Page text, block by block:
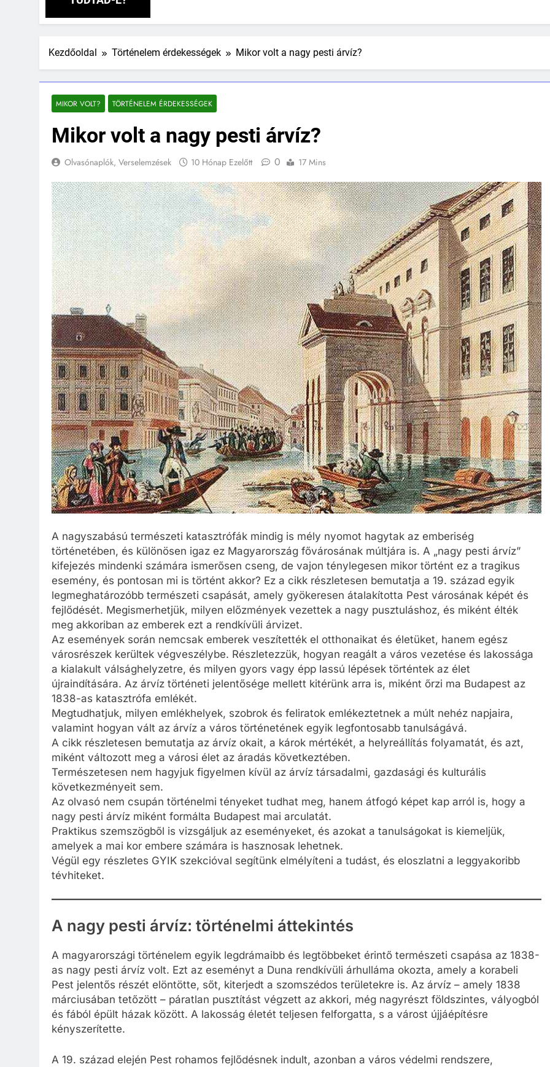
Kezdőoldal Történelem érdekességek Mikor volt a nagy pesti árvíz?
MIKOR VOLT? TÖRTÉNELEM ÉRDEKESSÉGEK
Mikor volt a nagy pesti árvíz?
Olvasónaplók, Verselemzések 10 Hónap Ezelőtt 0 17 Mins
A nagyszabású természeti katasztrófák mindig is mély nyomot hagytak az emberiség
történetében, és különösen igaz ez Magyarország fővárosának múltjára is. A „nagy pesti árvíz”
kifejezés mindenki számára ismerősen cseng, de vajon ténylegesen mikor történt ez a tragikus
esemény, és pontosan mi is történt akkor? Ez a cikk részletesen bemutatja a 19. század egyik
legmeghatározóbb természeti csapását, amely gyökeresen átalakította Pest városának képét és
fejlődését. Megismerhetjük, milyen előzmények vezettek a nagy pusztuláshoz, és miként élték
meg akkoriban az emberek ezt a rendkívüli árvizet.
Az események során nemcsak emberek veszítették el otthonaikat és életüket, hanem egész
városrészek kerültek végveszélybe. Részletezzük, hogyan reagált a város vezetése és lakossága
a kialakult válsághelyzetre, és milyen gyors vagy épp lassú lépések történtek az élet
újraindítására. Az árvíz történeti jelentősége mellett kitérünk arra is, miként őrzi ma Budapest az
1838-as katasztrófa emlékét.
Megtudhatjuk, milyen emlékhelyek, szobrok és feliratok emlékeztetnek a múlt nehéz napjaira,
valamint hogyan vált az árvíz a város történetének egyik legfontosabb tanulságává.
A cikk részletesen bemutatja az árvíz okait, a károk mértékét, a helyreállítás folyamatát, és azt,
miként változott meg a városi élet az áradás következtében.
Természetesen nem hagyjuk figyelmen kívül az árvíz társadalmi, gazdasági és kulturális
következményeit sem.
Az olvasó nem csupán történelmi tényeket tudhat meg, hanem átfogó képet kap arról is, hogy a
nagy pesti árvíz miként formálta Budapest mai arculatát.
Praktikus szemszögből is vizsgáljuk az eseményeket, és azokat a tanulságokat is kiemeljük,
amelyek a mai kor embere számára is hasznosak lehetnek.
Végül egy részletes GYIK szekcióval segítünk elmélyíteni a tudást, és eloszlatni a leggyakoribb
tévhiteket.
A nagy pesti árvíz: történelmi áttekintés
A magyarországi történelem egyik legdrámaibb és legtöbbeket érintő természeti csapása az 1838-
as nagy pesti árvíz volt. Ezt az eseményt a Duna rendkívüli árhulláma okozta, amely a korabeli
Pest jelentős részét elöntötte, sőt, kiterjedt a szomszédos területekre is. Az árvíz – amely 1838
márciusában tetőzött – páratlan pusztítást végzett az akkori, még nagyrészt földszintes, vályogból
és fából épült házak között. A lakosság életét teljesen felforgatta, s a várost újjáépítésre
kényszerítette.
A 19. század elején Pest rohamos fejlődésnek indult, azonban a város védelmi rendszere,